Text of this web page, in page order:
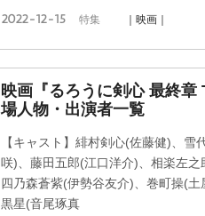
2022-12-15 特集 ｜映画｜
映画『るろうに剣心 最終
場人物・出演者一覧
【キャスト】緋村剣心(佐藤健)、
咲)、藤田五郎(江口洋介)、相楽左之
四乃森蒼紫(伊勢谷友介)、巻町操(
黒星(音尾琢真